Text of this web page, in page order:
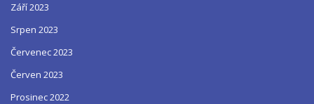
Září 2023
Srpen 2023
Červenec 2023
Červen 2023
Prosinec 2022